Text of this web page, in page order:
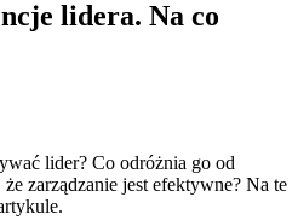
lidera. Na co
lider? Co odróżnia go od
zarządzanie jest efektywne? Na te